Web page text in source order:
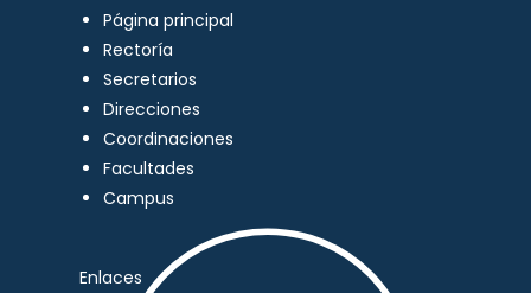
Página principal
Rectoría
Secretarios
Direcciones
Coordinaciones
Facultades
Campus
Enlaces